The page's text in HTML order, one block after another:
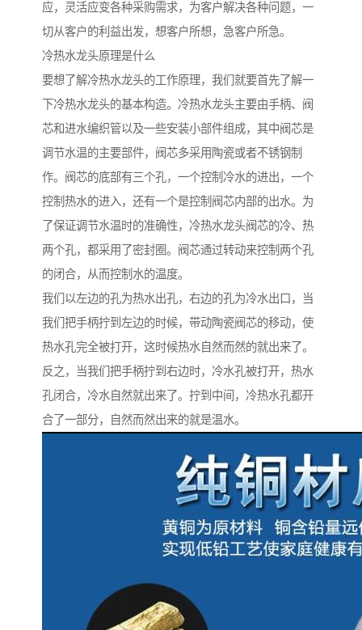
应，灵活应变各种采购需求，为客户解决各种问题，一
切从客户的利益出发，想客户所想，急客户所急。
冷热水龙头原理是什么
要想了解冷热水龙头的工作原理，我们就要首先了解一
下冷热水龙头的基本构造。冷热水龙头主要由手柄、阀
芯和进水编织管以及一些安装小部件组成，其中阀芯是
调节水温的主要部件，阀芯多采用陶瓷或者不锈钢制
作。阀芯的底部有三个孔，一个控制冷水的进出，一个
控制热水的进入，还有一个是控制阀芯内部的出水。为
了保证调节水温时的准确性，冷热水龙头阀芯的冷、热
两个孔，都采用了密封圈。阀芯通过转动来控制两个孔
的闭合，从而控制水的温度。
我们以左边的孔为热水出孔，右边的孔为冷水出口，当
我们把手柄拧到左边的时候，带动陶瓷阀芯的移动，使
热水孔完全被打开，这时候热水自然而然的就出来了。
反之，当我们把手柄拧到右边时，冷水孔被打开，热水
孔闭合，冷水自然就出来了。拧到中间，冷热水孔都开
合了一部分，自然而然出来的就是温水。